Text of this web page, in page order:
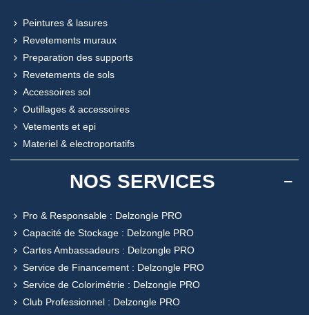
Peintures & lasures
Revetements muraux
Preparation des supports
Revetements de sols
Accessoires sol
Outillages & accessoires
Vetements et epi
Materiel & electroportatifs
NOS SERVICES
Pro & Responsable : Delzongle PRO
Capacité de Stockage : Delzongle PRO
Cartes Ambassadeurs : Delzongle PRO
Service de Financement : Delzongle PRO
Service de Colorimétrie : Delzongle PRO
Club Professionnel : Delzongle PRO